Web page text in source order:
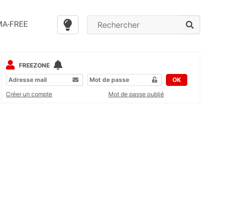
FREE
FREEZONE
OK
Créer un compte
Mot de passe oublié